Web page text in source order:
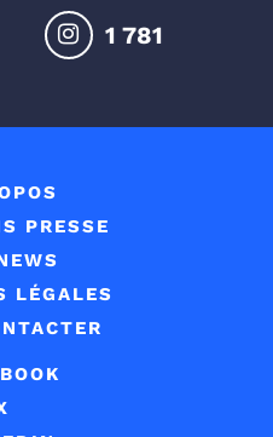
1 809
PRESSE
LÉGALES